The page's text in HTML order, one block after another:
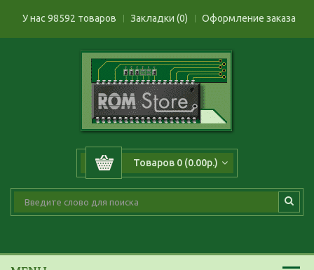
У нас 98592 товаров Закладки (0) Оформление заказа
Товаров 0 (0.00р.)